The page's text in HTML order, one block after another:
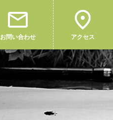
お問い合わせ アクセス